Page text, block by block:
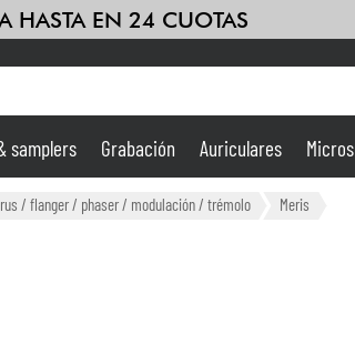
HASTA EN 24 CUOTAS
Ampli & Efectos
samplers Grabación Auriculares Micros
/ flanger / phaser / modulación / trémolo Meris